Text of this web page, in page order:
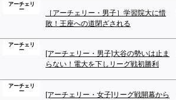
アーチェリ
ー
［アーチェリー・男子］学習院大に惜
敗！王座への道閉ざされる
アーチェリ
ー
[アーチェリー・男子]大谷の勢いは止ま
らない！電大を下しリーグ戦初勝利
アーチェリ
ー
[アーチェリー・女子]リーグ戦開幕から